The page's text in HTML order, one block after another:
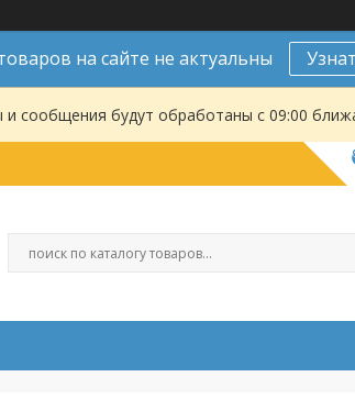
на сайте не актуальны
сообщения будут обработаны с 09:00